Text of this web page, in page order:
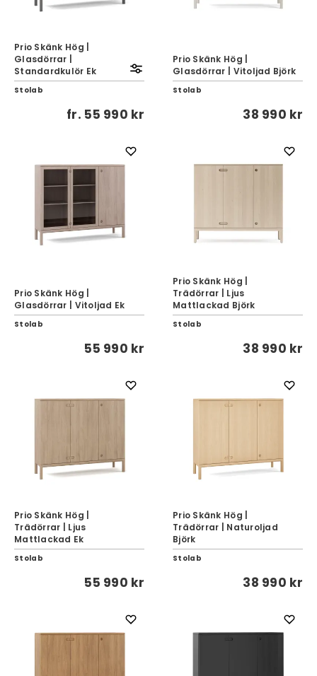
Prio Skänk Hög |
Glasdörrar |
Standardkulör Ek
Stolab
fr. 55 990 kr
Prio Skänk Hög |
Glasdörrar | Vitoljad Björk
Stolab
38 990 kr
Prio Skänk Hög |
Glasdörrar | Vitoljad Ek
Stolab
55 990 kr
Prio Skänk Hög |
Trädörrar | Ljus
Mattlackad Björk
Stolab
38 990 kr
Prio Skänk Hög |
Trädörrar | Ljus
Mattlackad Ek
Stolab
55 990 kr
Prio Skänk Hög |
Trädörrar | Naturoljad
Björk
Stolab
38 990 kr